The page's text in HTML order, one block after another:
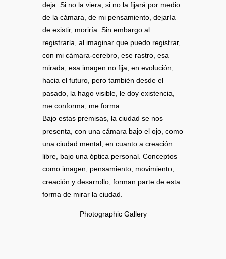
deja. Si no la viera, si no la fijará por medio
de la cámara, de mi pensamiento, dejaría
de existir, moriría. Sin embargo al
registrarla, al imaginar que puedo registrar,
con mi cámara-cerebro, ese rastro, esa
mirada, esa imagen no fija, en evolución,
hacia el futuro, pero también desde el
pasado, la hago visible, le doy existencia,
me conforma, me forma.
Bajo estas premisas, la ciudad se nos
presenta, con una cámara bajo el ojo, como
una ciudad mental, en cuanto a creación
libre, bajo una óptica personal. Conceptos
como imagen, pensamiento, movimiento,
creación y desarrollo, forman parte de esta
forma de mirar la ciudad.
Photographic Gallery